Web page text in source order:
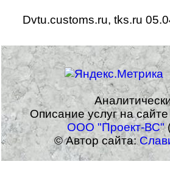
Dvtu.customs.ru, tks.ru
Описание услуг на
ООО "Проект-ВС"
© Автор сайта: